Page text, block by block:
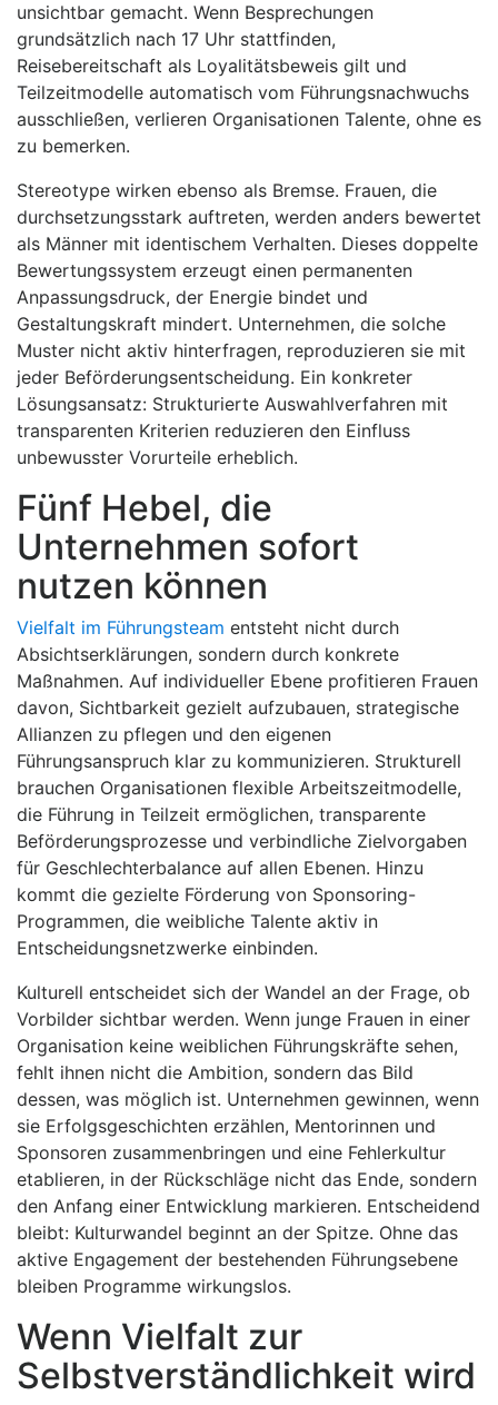
unsichtbar gemacht. Wenn Besprechungen
grundsätzlich nach 17 Uhr stattfinden,
Reisebereitschaft als Loyalitätsbeweis gilt und
Teilzeitmodelle automatisch vom Führungsnachwuchs
ausschließen, verlieren Organisationen Talente, ohne es
zu bemerken.
Stereotype wirken ebenso als Bremse. Frauen, die
durchsetzungsstark auftreten, werden anders bewertet
als Männer mit identischem Verhalten. Dieses doppelte
Bewertungssystem erzeugt einen permanenten
Anpassungsdruck, der Energie bindet und
Gestaltungskraft mindert. Unternehmen, die solche
Muster nicht aktiv hinterfragen, reproduzieren sie mit
jeder Beförderungsentscheidung. Ein konkreter
Lösungsansatz: Strukturierte Auswahlverfahren mit
transparenten Kriterien reduzieren den Einfluss
unbewusster Vorurteile erheblich.
Fünf Hebel, die
Unternehmen sofort
nutzen können
Vielfalt im Führungsteam entsteht nicht durch
Absichtserklärungen, sondern durch konkrete
Maßnahmen. Auf individueller Ebene profitieren Frauen
davon, Sichtbarkeit gezielt aufzubauen, strategische
Allianzen zu pflegen und den eigenen
Führungsanspruch klar zu kommunizieren. Strukturell
brauchen Organisationen flexible Arbeitszeitmodelle,
die Führung in Teilzeit ermöglichen, transparente
Beförderungsprozesse und verbindliche Zielvorgaben
für Geschlechterbalance auf allen Ebenen. Hinzu
kommt die gezielte Förderung von Sponsoring-
Programmen, die weibliche Talente aktiv in
Entscheidungsnetzwerke einbinden.
Kulturell entscheidet sich der Wandel an der Frage, ob
Vorbilder sichtbar werden. Wenn junge Frauen in einer
Organisation keine weiblichen Führungskräfte sehen,
fehlt ihnen nicht die Ambition, sondern das Bild
dessen, was möglich ist. Unternehmen gewinnen, wenn
sie Erfolgsgeschichten erzählen, Mentorinnen und
Sponsoren zusammenbringen und eine Fehlerkultur
etablieren, in der Rückschläge nicht das Ende, sondern
den Anfang einer Entwicklung markieren. Entscheidend
bleibt: Kulturwandel beginnt an der Spitze. Ohne das
aktive Engagement der bestehenden Führungsebene
bleiben Programme wirkungslos.
Wenn Vielfalt zur
Selbstverständlichkeit wird